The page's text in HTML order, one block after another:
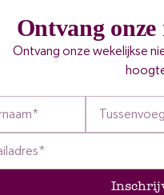
Ontvang
Ontvang onze wekelijkse